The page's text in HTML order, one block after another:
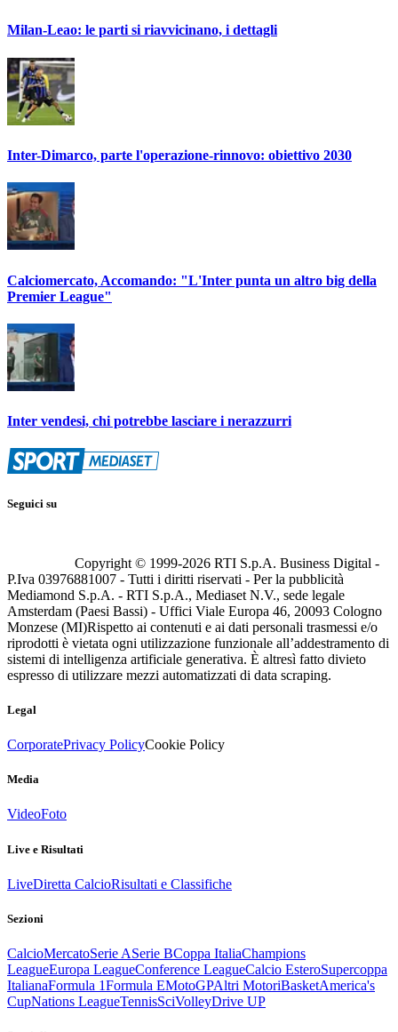
Milan-Leao: le parti si riavvicinano, i dettagli
Inter-Dimarco, parte l'operazione-rinnovo: obiettivo 2030
Calciomercato, Accomando: "L'Inter punta un altro big della
Premier League"
Inter vendesi, chi potrebbe lasciare i nerazzurri
Seguici su
Copyright © 1999-2026 RTI S.p.A. Business Digital -
P.Iva 03976881007 - Tutti i diritti riservati - Per la pubblicità
Mediamond S.p.A. - RTI S.p.A., Mediaset N.V., sede legale
Amsterdam (Paesi Bassi) - Uffici Viale Europa 46, 20093 Cologno
Monzese (MI)Rispetto ai contenuti e ai dati personali trasmessi e/o
riprodotti è vietata ogni utilizzazione funzionale all’addestramento di
sistemi di intelligenza artificiale generativa. È altresì fatto divieto
espresso di utilizzare mezzi automatizzati di data scraping.
Legal
CorporatePrivacy PolicyCookie Policy
Media
VideoFoto
Live e Risultati
LiveDiretta CalcioRisultati e Classifiche
Sezioni
CalcioMercatoSerie ASerie BCoppa ItaliaChampions
LeagueEuropa LeagueConference LeagueCalcio EsteroSupercoppa
ItalianaFormula 1Formula EMotoGPAltri MotoriBasketAmerica's
CupNations LeagueTennisSciVolleyDrive UP